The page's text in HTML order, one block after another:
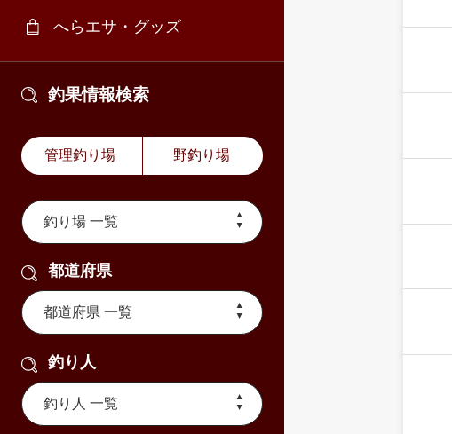
へらエサ・グッズ
釣果情報検索
管理釣り場 野釣り場
都道府県
釣り人